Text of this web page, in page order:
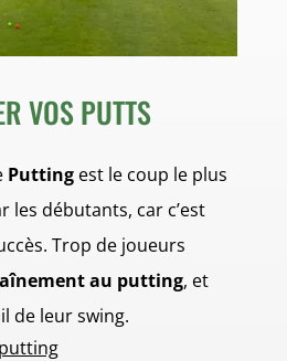
VOS PUTTS
Puttingest le coup le plus
les débutants, car c’est
Trop de joueurs
au putting, et
de leur swing.